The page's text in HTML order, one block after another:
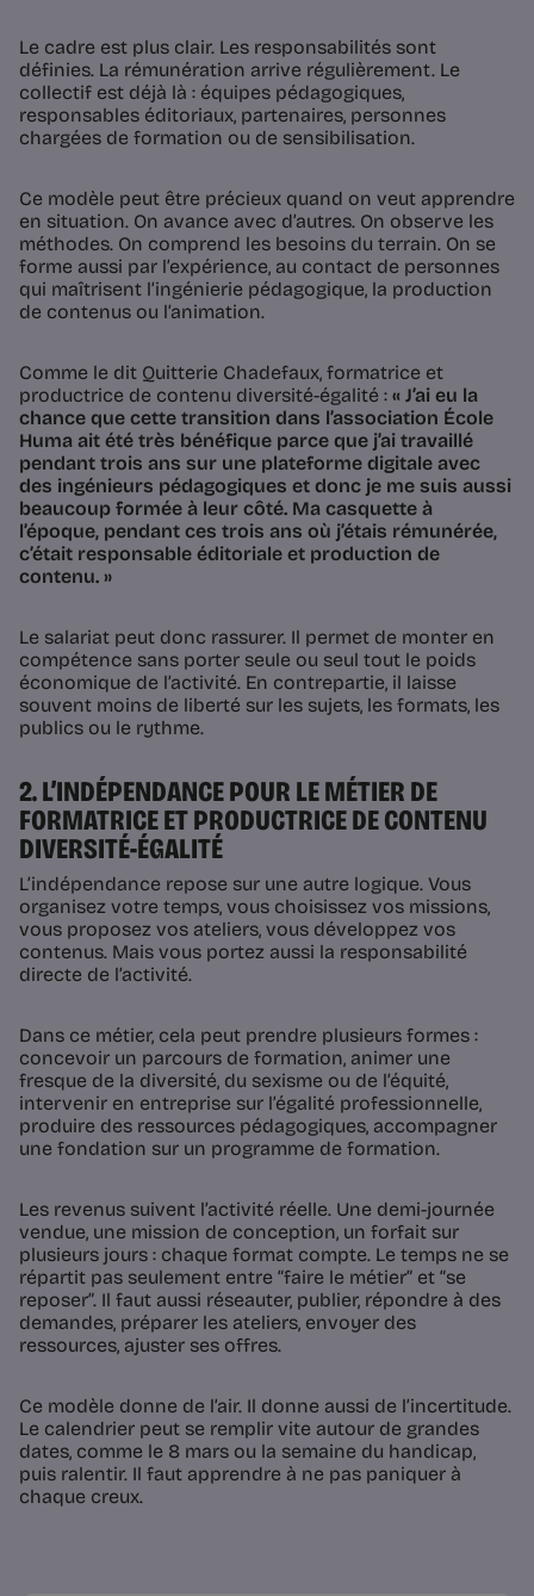
Le cadre est plus clair. Les responsabilités sont
définies. La rémunération arrive régulièrement. Le
collectif est déjà là : équipes pédagogiques,
responsables éditoriaux, partenaires, personnes
chargées de formation ou de sensibilisation.
Ce modèle peut être précieux quand on veut apprendre
en situation. On avance avec d’autres. On observe les
méthodes. On comprend les besoins du terrain. On se
forme aussi par l’expérience, au contact de personnes
qui maîtrisent l’ingénierie pédagogique, la production
de contenus ou l’animation.
Comme le dit Quitterie Chadefaux, formatrice et
productrice de contenu diversité-égalité : « J’ai eu la
chance que cette transition dans l’association École
Huma ait été très bénéfique parce que j’ai travaillé
pendant trois ans sur une plateforme digitale avec
des ingénieurs pédagogiques et donc je me suis aussi
beaucoup formée à leur côté. Ma casquette à
l’époque, pendant ces trois ans où j’étais rémunérée,
c’était responsable éditoriale et production de
contenu. »
Le salariat peut donc rassurer. Il permet de monter en
compétence sans porter seule ou seul tout le poids
économique de l’activité. En contrepartie, il laisse
souvent moins de liberté sur les sujets, les formats, les
publics ou le rythme.
2. L’INDÉPENDANCE POUR LE MÉTIER DE
FORMATRICE ET PRODUCTRICE DE CONTENU
DIVERSITÉ-ÉGALITÉ
L’indépendance repose sur une autre logique. Vous
organisez votre temps, vous choisissez vos missions,
vous proposez vos ateliers, vous développez vos
contenus. Mais vous portez aussi la responsabilité
directe de l’activité.
Dans ce métier, cela peut prendre plusieurs formes :
concevoir un parcours de formation, animer une
fresque de la diversité, du sexisme ou de l’équité,
intervenir en entreprise sur l’égalité professionnelle,
produire des ressources pédagogiques, accompagner
une fondation sur un programme de formation.
Les revenus suivent l’activité réelle. Une demi-journée
vendue, une mission de conception, un forfait sur
plusieurs jours : chaque format compte. Le temps ne se
répartit pas seulement entre “faire le métier” et “se
reposer”. Il faut aussi réseauter, publier, répondre à des
demandes, préparer les ateliers, envoyer des
ressources, ajuster ses offres.
Ce modèle donne de l’air. Il donne aussi de l’incertitude.
Le calendrier peut se remplir vite autour de grandes
dates, comme le 8 mars ou la semaine du handicap,
puis ralentir. Il faut apprendre à ne pas paniquer à
chaque creux.